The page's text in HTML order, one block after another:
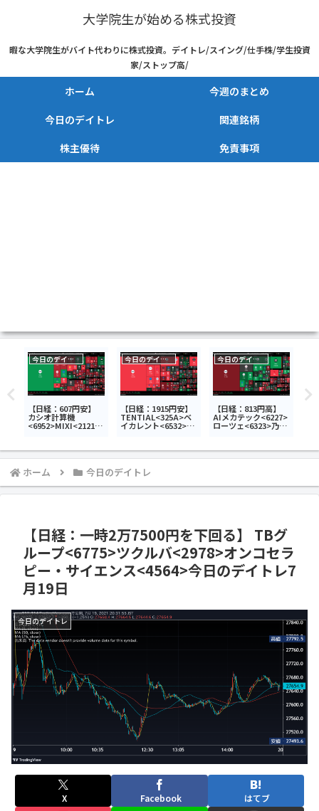
大学院生が始める株式投資
暇な大学院生がバイト代わりに株式投資。デイトレ/スイング/仕手株/学生投資
家/ストップ高/
ホーム
今週のまとめ
今日のデイトレ
関連銘柄
株主優待
免責事項
今日のデイトレ
【日経：607円安】
カシオ計算機
<6952>MIXI<2121>
今日のデイトレ
【日経：1915円安】
TENTIAL<325A>ベ
イカレント<6532>サ
今日のデイトレ
【日経：813円高】
AIメカテック<6227>
ローツェ<6323>乃村
ホーム 今日のデイトレ
【日経：一時2万7500円を下回る】 TBグ
ループ<6775>ツクルバ<2978>オンコセラ
ピー・サイエンス<4564>今日のデイトレ7
月19日
今日のデイトレ
X Facebook はてブ